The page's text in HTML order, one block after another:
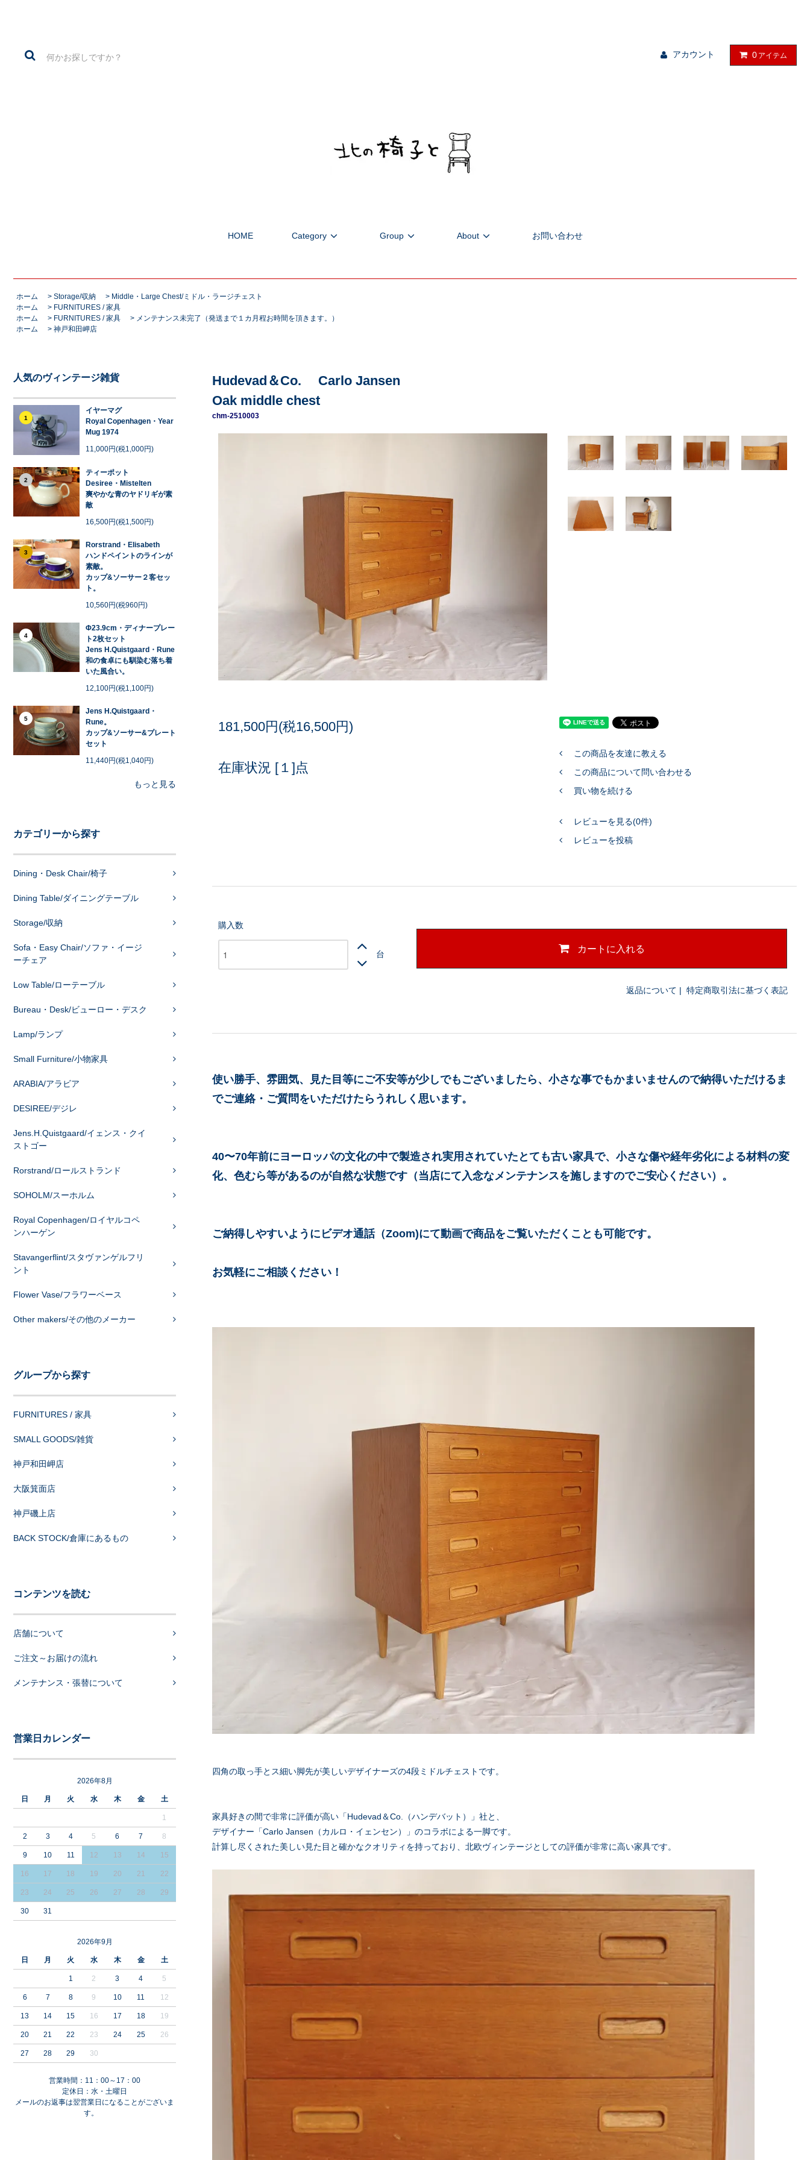
アカウント 0 アイテム
HOME Category Group About お問い合わせ
ホーム > Storage/収納 > Middle・Large Chest/ミドル・ラージチェスト
ホーム
> FURNITURES / 家具
ホーム
> FURNITURES / 家具 > メンテナンス未完了（発送まで１カ月程お時間を頂きます。）
ホーム
> 神戸和田岬店
人気のヴィンテージ雑貨
1
イヤーマグ
Royal Copenhagen・Year
Mug 1974
11,000円(税1,000円)
2
ティーポット
Desiree・Mistelten
爽やかな青のヤドリギが素
敵
16,500円(税1,500円)
3
Rorstrand・Elisabeth
ハンドペイントのラインが
素敵。
カップ&ソーサー２客セッ
ト。
10,560円(税960円)
4
Φ23.9cm・ディナープレー
ト2枚セット
Jens H.Quistgaard・Rune
和の食卓にも馴染む落ち着
いた風合い。
12,100円(税1,100円)
5
Jens H.Quistgaard・
Rune。
カップ&ソーサー&プレート
セット
11,440円(税1,040円)
もっと見る
カテゴリーから探す
Dining・Desk Chair/椅子
Dining Table/ダイニングテーブル
Storage/収納
Sofa・Easy Chair/ソファ・イージ
ーチェア
Low Table/ローテーブル
Bureau・Desk/ビューロー・デスク
Lamp/ランプ
Small Furniture/小物家具
ARABIA/アラビア
DESIREE/デジレ
Jens.H.Quistgaard/イェンス・クイ
ストゴー
Rorstrand/ロールストランド
SOHOLM/スーホルム
Royal Copenhagen/ロイヤルコペ
ンハーゲン
Stavangerflint/スタヴァンゲルフリ
ント
Flower Vase/フラワーベース
Other makers/その他のメーカー
グループから探す
FURNITURES / 家具
SMALL GOODS/雑貨
神戸和田岬店
大阪箕面店
神戸磯上店
BACK STOCK/倉庫にあるもの
コンテンツを読む
店舗について
ご注文～お届けの流れ
メンテナンス・張替について
営業日カレンダー
2026年8月
日 月 火 水 木 金 土
1
2 3 4 5 6 7 8
9 10 11 12 13 14 15
16 17 18 19 20 21 22
23 24 25 26 27 28 29
30 31
2026年9月
日 月 火 水 木 金 土
1 2 3 4 5
6 7 8 9 10 11 12
13 14 15 16 17 18 19
20 21 22 23 24 25 26
27 28 29 30
営業時間：11：00～17：00
定休日：水・土曜日
メールのお返事は翌営業日になることがございま
す。
Hudevad＆Co. Carlo Jansen
Oak middle chest
chm-2510003
181,500円(税16,500円)
在庫状況 [１]点
この商品を友達に教える
この商品について問い合わせる
買い物を続ける
レビューを見る(0件)
レビューを投稿
購入数
台 カートに入れる
返品について | 特定商取引法に基づく表記
使い勝手、雰囲気、見た目等にご不安等が少しでもございましたら、小さな事でもかまいませんので納得いただけるま
でご連絡・ご質問をいただけたらうれしく思います。
40〜70年前にヨーロッパの文化の中で製造され実用されていたとても古い家具で、小さな傷や経年劣化による材料の変
化、色むら等があるのが自然な状態です（当店にて入念なメンテナンスを施しますのでご安心ください）。
ご納得しやすいようにビデオ通話（Zoom)にて動画で商品をご覧いただくことも可能です。
お気軽にご相談ください！
四角の取っ手とス細い脚先が美しいデザイナーズの4段ミドルチェストです。
家具好きの間で非常に評価が高い「Hudevad＆Co.（ハンデバット）」社と、
デザイナー「Carlo Jansen（カルロ・イェンセン）」のコラボによる一脚です。
計算し尽くされた美しい見た目と確かなクオリティを持っており、北欧ヴィンテージとしての評価が非常に高い家具です。